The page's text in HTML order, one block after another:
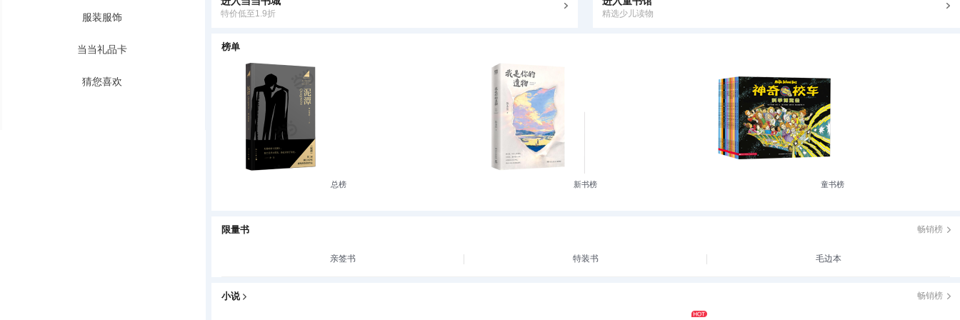
服装服饰
当当礼品卡
猜您喜欢
特价低至1.9折 精选少儿读物
榜单
总榜 新书榜 童书榜
限量书 畅销榜
亲签书 特装书 毛边本
小说 畅销榜